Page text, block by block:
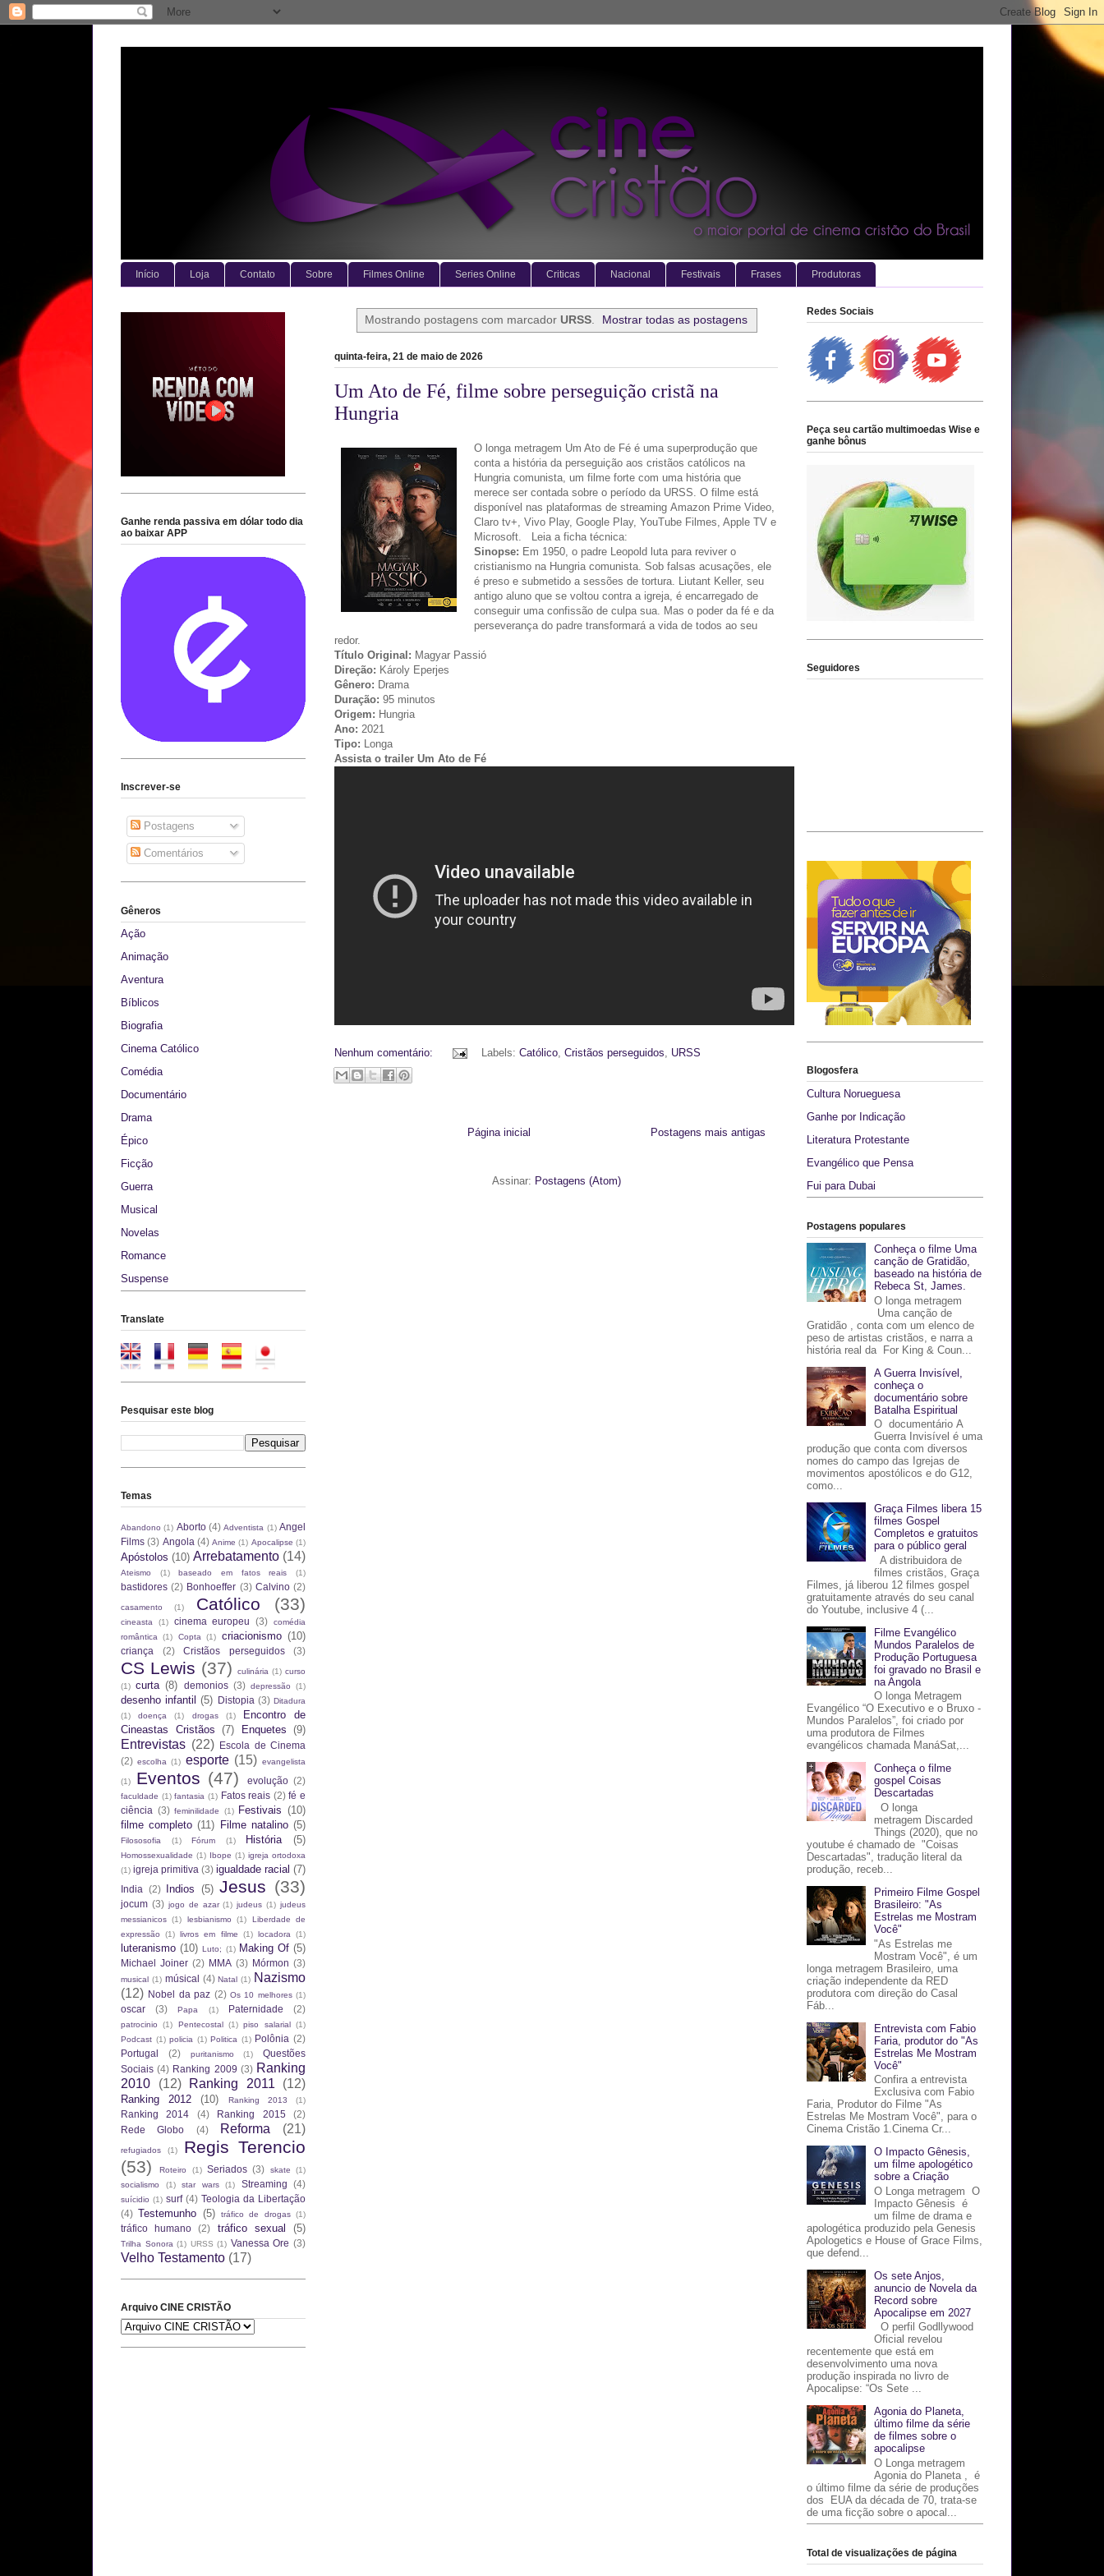
Início Loja Contato Sobre Filmes Online Series Online Criticas Nacional Festivais Frases Produtoras
Mostrando postagens com marcador URSS. Mostrar todas as postagens
quinta-feira, 21 de maio de 2026
Um Ato de Fé, filme sobre perseguição cristã na
Hungria
O longa metragem Um Ato de Fé é uma superprodução que
conta a história da perseguição aos cristãos católicos na
Hungria comunista, um filme forte com uma história que
merece ser contada sobre o período da URSS. O filme está
disponível nas plataformas de streaming Amazon Prime Video,
Claro tv+, Vivo Play, Google Play, YouTube Filmes, Apple TV e
Microsoft. Leia a ficha técnica:
Sinopse: Em 1950, o padre Leopold luta para reviver o
cristianismo na Hungria comunista. Sob falsas acusações, ele
é preso e submetido a sessões de tortura. Liutant Keller, seu
antigo aluno que se voltou contra a igreja, é encarregado de
conseguir uma confissão de culpa sua. Mas o poder da fé e da
perseverança do padre transformará a vida de todos ao seu
redor.
Título Original: Magyar Passió
Direção: Károly Eperjes
Gênero: Drama
Duração: 95 minutos
Origem: Hungria
Ano: 2021
Tipo: Longa
Assista o trailer Um Ato de Fé
Nenhum comentário: Labels: Católico, Cristãos perseguidos, URSS
Postagens mais antigas
Página inicial
Assinar: Postagens (Atom)
Ganhe renda passiva em dólar todo dia
ao baixar APP
Inscrever-se
Postagens
Comentários
Gêneros
Ação
Animação
Aventura
Bíblicos
Biografia
Cinema Católico
Comédia
Documentário
Drama
Épico
Ficção
Guerra
Musical
Novelas
Romance
Suspense
Translate
Pesquisar este blog
Temas
Abandono (1) Aborto (4) Adventista (1) Angel
Films (3) Angola (4) Anime (1) Apocalipse (1)
Apóstolos (10) Arrebatamento (14)
Ateismo (1) baseado em fatos reais (1)
bastidores (2) Bonhoeffer (3) Calvino (2)
casamento (1) Católico (33)
cineasta (1) cinema europeu (3)
comédia
romântica (1) Copta (1) criacionismo (10)
criança (2) Cristãos perseguidos (3)
CS Lewis (37) culinária (1) curso
(1) curta (8) demonios (3) depressão (1)
desenho infantil (5) Distopia (3) Ditadura
(1)
doença (1) drogas (1)
Encontro de
Cineastas Cristãos (7) Enquetes (9)
Entrevistas (22)
Escola de Cinema
(2) escolha (1) esporte (15) evangelista
(1) Eventos (47) evolução (2)
faculdade (1) fantasia (1) Fatos reais (2) fé e
ciência (3) feminilidade (1) Festivais (10)
filme completo (11) Filme natalino (5)
Filososofia (1) Fórum (1) História (5)
Homossexualidade (1) Ibope (1) igreja ortodoxa
(1) igreja primitiva (3) igualdade racial (7)
India (2) Indios (5) Jesus (33)
jocum (3) jogo de azar (1) judeus (1) judeus
messianicos (1) lesbianismo (1)
Liberdade de
expressão
(1) livros em filme (1) locadora (1)
luteranismo (10) Luto; (1) Making Of (5)
Michael Joiner (2) MMA (3) Mórmon (3)
musical (1) músical (4) Natal (1) Nazismo
(12) Nobel da paz (2) Os 10 melhores (1)
oscar (3) Papa (1) Paternidade (2)
patrocinio (1) Pentecostal (1) piso salarial (1)
Podcast (1) policia (1) Politica (1) Polônia (2)
Portugal
(2) puritanismo (1)
Questões
Sociais (4) Ranking 2009 (3) Ranking
2010
(12) Ranking 2011 (12)
Ranking 2012 (10) Ranking 2013 (1)
Ranking 2014 (4) Ranking 2015
(2)
Rede Globo
(4) Reforma (21)
refugiados (1)
Regis Terencio
(53)
Roteiro (1) Seriados (3) skate
(1)
socialismo
(1) star wars (1) Streaming (4)
suícidio (1) surf (4) Teologia da Libertação
(4) Testemunho (5) tráfico de drogas (1)
tráfico humano (2) tráfico sexual (5)
Trilha Sonora (1) URSS (1) Vanessa Ore (3)
Velho Testamento (17)
Arquivo CINE CRISTÃO
Redes Sociais
Peça seu cartão multimoedas Wise e
ganhe bônus
Seguidores
Blogosfera
Cultura Norueguesa
Ganhe por Indicação
Literatura Protestante
Evangélico que Pensa
Fui para Dubai
Postagens populares
Conheça o filme Uma
canção de Gratidão,
baseado na história de
Rebeca St, James.
O longa metragem
Uma canção de
Gratidão , conta com um elenco de
peso de artistas cristãos, e narra a
história real da For King & Coun...
A Guerra Invisível,
conheça o
documentário sobre
Batalha Espiritual
O documentário A
Guerra Invisível é uma
produção que conta com diversos
nomes do campo das Igrejas de
movimentos apostólicos e do G12,
como...
Graça Filmes libera 15
filmes Gospel
Completos e gratuitos
para o público geral
A distribuidora de
filmes cristãos, Graça
Filmes, já liberou 12 filmes gospel
gratuitamente através do seu canal
do Youtube, inclusive 4 (...
Filme Evangélico
Mundos Paralelos de
Produção Portuguesa
foi gravado no Brasil e
na Angola
O longa Metragem
Evangélico “O Executivo e o Bruxo -
Mundos Paralelos”, foi criado por
uma produtora de Filmes
evangélicos chamada ManáSat,...
Conheça o filme
gospel Coisas
Descartadas
O longa
metragem Discarded
Things (2020), que no
youtube é chamado de "Coisas
Descartadas", tradução literal da
produção, receb...
Primeiro Filme Gospel
Brasileiro: "As
Estrelas me Mostram
Você"
"As Estrelas me
Mostram Você", é um
longa metragem Brasileiro, uma
criação independente da RED
produtora com direção do Casal
Fáb...
Entrevista com Fabio
Faria, produtor do "As
Estrelas Me Mostram
Você"
Confira a entrevista
Exclusiva com Fabio
Faria, Produtor do Filme "As
Estrelas Me Mostram Você", para o
Cinema Cristão 1.Cinema Cr...
O Impacto Gênesis,
um filme apologético
sobre a Criação
O Longa metragem O
Impacto Gênesis é
um filme de drama e
apologética produzido pela Genesis
Apologetics e House of Grace Films,
que defend...
Os sete Anjos,
anuncio de Novela da
Record sobre
Apocalipse em 2027
O perfil Godllywood
Oficial revelou
recentemente que está em
desenvolvimento uma nova
produção inspirada no livro de
Apocalipse: “Os Sete ...
Agonia do Planeta,
último filme da série
de filmes sobre o
apocalipse
O Longa metragem
Agonia do Planeta , é
o último filme da série de produções
dos EUA da década de 70, trata-se
de uma ficção sobre o apocal...
Total de visualizações de página